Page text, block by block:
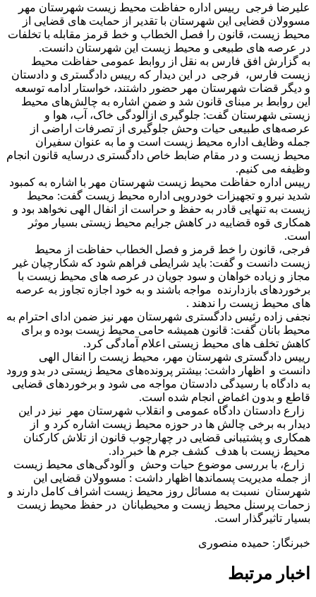
علیرضا فرجی رییس اداره حفاظت محیط زیست شهرستان مهر
مسوولان قضایی این شهرستان با تقدیر از حمایت های قضایی از
محیط زیست، قانون را فصل الخطاب و خط قرمز مقابله با تخلفات
در عرصه های طبیعی و محیط زیست این شهرستان دانست.
به گزارش افق فارس به نقل از روابط عمومی حفاظت محیط
زیست فارس، فرجی در این دیدار که رییس دادگستری و دادستان
و دیگر قضات شهرستان مهر حضور داشتند، خواستار ادامه توسعه
این روابط بر مبنای قانون شد و ضمن اشاره به چالش‌های محیط
زیستی شهرستان گفت: جلوگیری ازآلودگی‌ خاک، آب، هوا و
عرصه‌های طبیعی حیات وحش جلوگیری از تصرفات اراضی از
جمله وظایف اداره محیط زیست است و ما به عنوان سفیران
محیط زیست و در مقام ضابط خاص دادگستری درسایه قانون انجام
وظیفه می کنیم.
رییس اداره حفاظت محیط زیست شهرستان مهر با اشاره به کمبود
شدید نیرو و تجهیزات خودرویی اداره محیط زیست گفت: محیط
زیست به تنهایی قادر به حفظ و حراست از انفال الهی نخواهد بود و
همکاری قوه قضاییه در کاهش جرایم محیط زیستی بسیار موثر
است.
فرجی، قانون را خط قرمز و فصل الخطاب حفاظت از محیط
زیست دانست و گفت: باید شرایطی فراهم شود که شکارچیان غیر
مجاز و زیاده خواهان و سود جویان در عرصه های محیط زیست با
برخوردهای بازدارنده مواجه باشند و به خود اجازه تجاوز به عرصه
های محیط زیست را ندهند .
نجفی زاده رئیس دادگستری شهرستان مهر نیز ضمن ادای احترام به
محیط بانان گفت: قانون همیشه حامی محیط زیست بوده و برای
کاهش تخلف های محیط زیستی اعلام آمادگی کرد.
رییس دادگستری شهرستان مهر، محیط زیست را انفال الهی
دانست و اظهار داشت: بیشتر پرونده‌های محیط زیستی در بدو ورود
به دادگاه با رسیدگی دادستان مواجه می شود و برخوردهای قضایی
قاطع و بدون اغماض انجام شده است.
زارع دادستان دادگاه عمومی و انقلاب شهرستان مهر نیز در این
دیدار به برخی چالش ها در حوزه محیط زیست اشاره کرد و از
همکاری و پشتیبانی قضایی در چهارچوب قانون از تلاش کارکنان
محیط زیست با هدف ‌کشف جرم ها خبر داد.
زارع، با بررسی موضوع حیات وحش و آلودگی‌های محیط زیست
از جمله مدیریت پسماندها اظهار داشت : مسوولان قضایی این
شهرستان نسبت به مسائل روز محیط زیست اشراف کامل دارند و
زحمات پرسنل محیط زیست و محیطبانان در حفظ محیط زیست
بسیار تاثیرگذار است.
خبرنگار: حمیده منصوری
اخبار مرتبط